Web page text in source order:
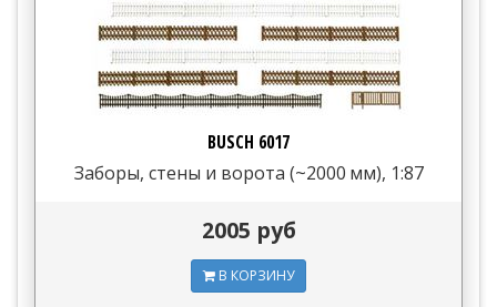
BUSCH 6017
Заборы, стены и ворота (~2000 мм), 1:87
2005 руб
В КОРЗИНУ